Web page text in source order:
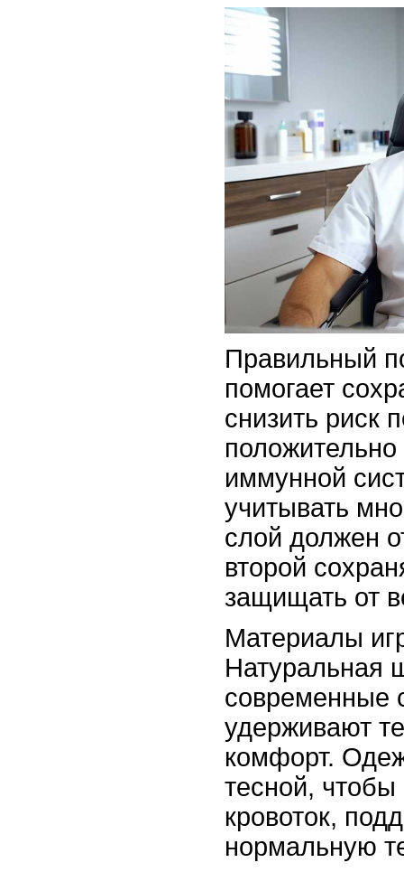
Правильный
помогает
снизить риск
иммунной
учитывать
слой должен
второй
защищать от
Материалы
Натуральная
современные
удерживают
комфорт.
тесной,
кровоток,
нормальную